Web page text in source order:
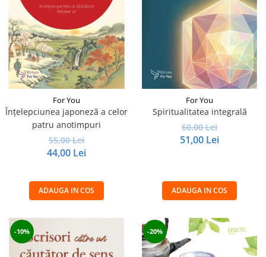
For You
Înțelepciunea japoneză a celor
patru anotimpuri
55,00 Lei
44,00 Lei
ADAUGA IN COS
For You
Spiritualitatea integrală
60,00 Lei
51,00 Lei
ADAUGA IN COS
-10% -20%